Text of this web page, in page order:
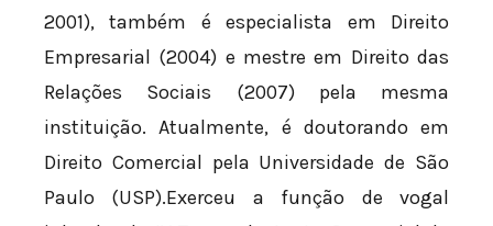
2001), também é especialista em Direito
Empresarial (2004) e mestre em Direito das
Relações Sociais (2007) pela mesma
instituição. Atualmente, é doutorando em
Direito Comercial pela Universidade de São
Paulo (USP).Exerceu a função de vogal